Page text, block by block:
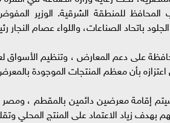
للمنطقة الشرقية. الوزير
باتحاد الصناعات، واللواء عصام النجار
على دعم المعارض ، وتنظيم الأسواق
اعتزازه بأن معظم المنتجات الموجودة
إقامة معرضين دائمين بالمقطم ، ومصر
بهدف زياد الاعتماد على المنتج المحلي